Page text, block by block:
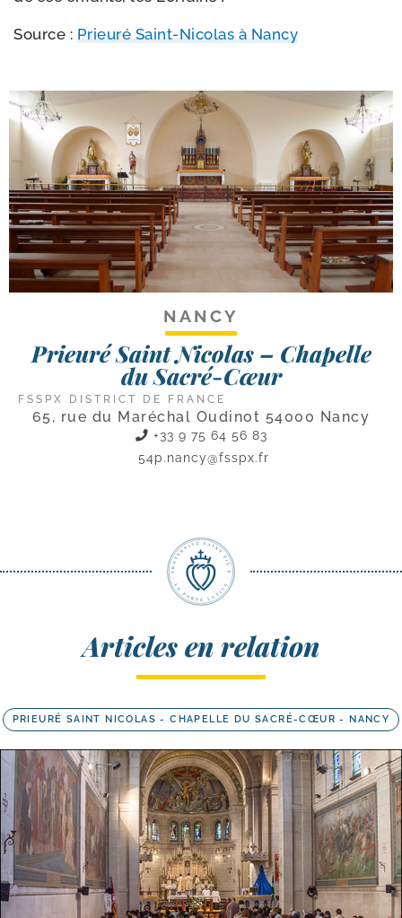
Source : Prieuré Saint-​Nicolas à Nancy
NANCY
Prieuré Saint Nicolas – Chapelle
du Sacré-Cœur
FSSPX DISTRICT DE FRANCE
65, rue du Maréchal Oudinot 54000 Nancy
+33 9 75 64 56 83
54p.nancy@fsspx.fr
Articles en relation
PRIEURÉ SAINT NICOLAS - CHAPELLE DU SACRÉ-CŒUR - NANCY